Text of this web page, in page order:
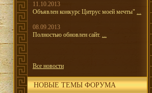
11.10.2013
Объявлен конкурс Цитрус моей мечты" ...
08.09.2013
Полностью обновлен сайт. ...
Все новости
НОВЫЕ ТЕМЫ ФОРУМА